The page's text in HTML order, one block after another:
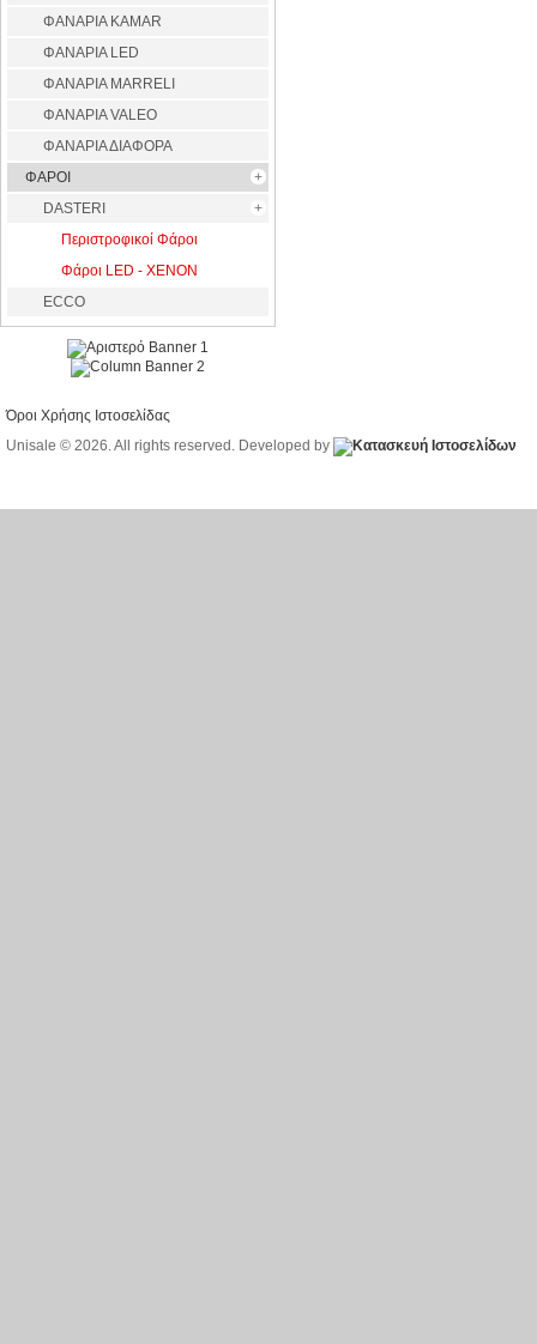
ΦΑΝΑΡΙΑ KAMAR
ΦΑΝΑΡΙΑ LED
ΦΑΝΑΡΙΑ MARRELI
ΦΑΝΑΡΙΑ VALEO
ΦΑΝΑΡΙΑ ΔΙΑΦΟΡΑ
ΦΑΡΟΙ
DASTERI
Περιστροφικοί Φάροι
Φάροι LED - XENON
ECCO
Όροι Χρήσης Ιστοσελίδας
Unisale © 2026. All rights reserved. Developed by